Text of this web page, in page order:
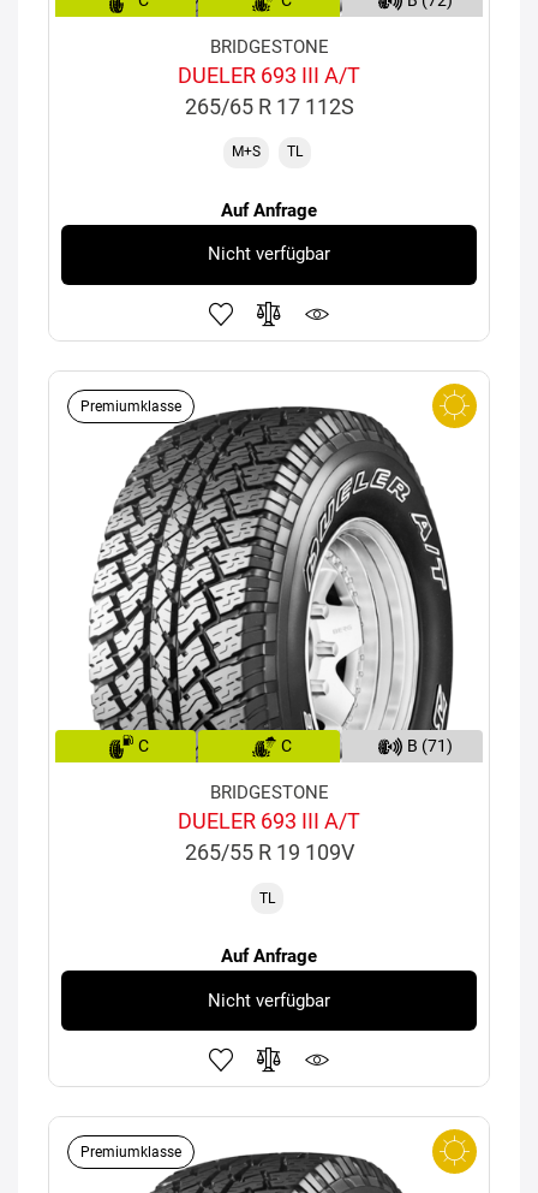
BRIDGESTONE
DUELER 693 III A/T
265/65 R 17 112S
M+S TL
Auf Anfrage
Nicht verfügbar
Premiumklasse
C C B (71)
BRIDGESTONE
DUELER 693 III A/T
265/55 R 19 109V
TL
Auf Anfrage
Nicht verfügbar
Premiumklasse